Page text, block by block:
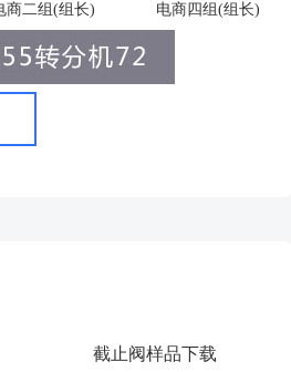
商二组(组长) 电商四组(组长)
截止阀样品下载